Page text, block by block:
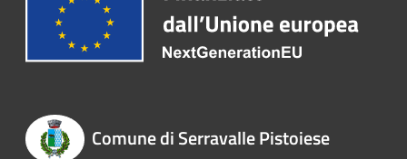
Comune di Serravalle Pistoiese